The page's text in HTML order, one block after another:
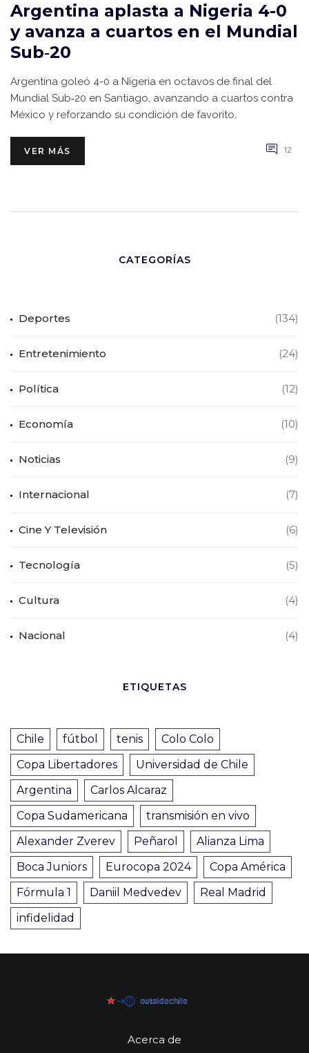
Argentina aplasta a Nigeria 4-0
y avanza a cuartos en el Mundial
Sub‑20
Argentina goleó 4-0 a Nigeria en octavos de final del
Mundial Sub‑20 en Santiago, avanzando a cuartos contra
México y reforzando su condición de favorito.
VER MÁS 12
CATEGORÍAS
Deportes (134)
Entretenimiento (24)
Política (12)
Economía (10)
Noticias (9)
Internacional (7)
Cine Y Televisión (6)
Tecnología (5)
Cultura (4)
Nacional (4)
ETIQUETAS
Chile fútbol tenis
Colo Colo
Copa Libertadores
Universidad de Chile
Argentina
Carlos Alcaraz
Copa Sudamericana
transmisión en vivo
Alexander Zverev
Peñarol
Alianza Lima
Boca Juniors
Eurocopa 2024
Copa América
Fórmula 1
Daniil Medvedev
Real Madrid
infidelidad
Acerca de